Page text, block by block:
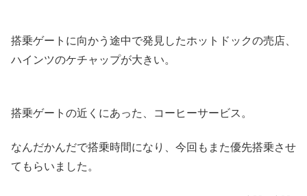
搭乗ゲートに向かう途中で発見したホットドックの売店、
ハインツのケチャップが大きい。
搭乗ゲートの近くにあった、コーヒーサービス。
なんだかんだで搭乗時間になり、今回もまた優先搭乗させ
てもらいました。